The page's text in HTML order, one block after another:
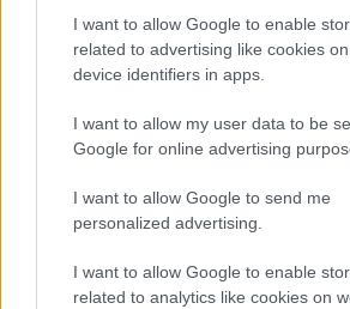
I want to allow Google to enable
related to advertising like cookies
device identifiers in apps.
I want to allow my user data to be
Google for online advertising
I want to allow Google to send me
personalized advertising.
I want to allow Google to enable
related to analytics like cookies on
Προσθήκη